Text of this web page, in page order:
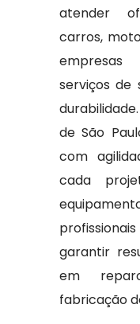
atender
carros,
serviços de
de São
com
cada
garantir
em
fabricação